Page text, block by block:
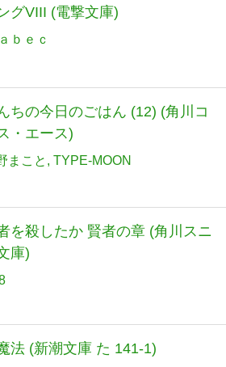
グVIII (電撃文庫)
ａｂｅｃ
ちの今日のごはん (12) (角川コ
・エース)
まこと TYPE-MOON
を殺したか 賢者の章 (角川スニ
庫)
法 (新潮文庫 た 141-1)